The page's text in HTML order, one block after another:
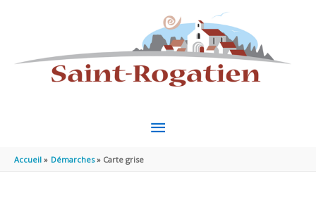
MENU
Accueil Démarches Carte grise